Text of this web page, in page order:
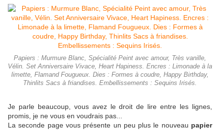
Papiers : Murmure Blanc, Spécialité Peint avec amour, Très vanille,
Vélin. Set Anniversaire Vivace, Heart Hapiness. Encres : Limonade à la
limette, Flamand Fougueux. Dies : Formes à coudre, Happy Birthday,
Thinlits Sacs à friandises. Embellissements : Sequins Irisés.
Je parle beaucoup, vous avez le droit de lire entre les lignes,
promis, je ne vous en voudrais pas...
La seconde page vous présente un peu plus le nouveau papier